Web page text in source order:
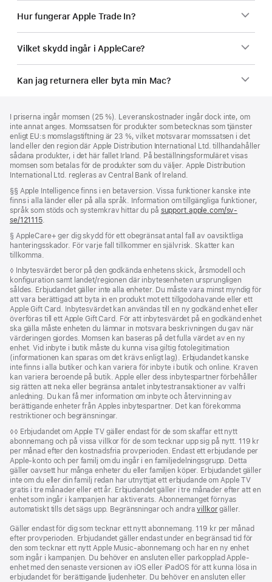
Hur fungerar Apple Trade In?
Vilket skydd ingår i AppleCare?
Kan jag returnera eller byta min Mac?
I priserna ingår momsen (25 %). Leveranskostnader ingår dock inte, om
inte annat anges. Momssatsen för produkter som betecknas som tjänster
enligt EU:s momslagstiftning är 23 %, vilket motsvarar momssatsen i det
land eller den region där Apple Distribution International Ltd. tillhandahåller
sådana produkter, i det här fallet Irland. På beställningsformuläret visas
momsen som betalas för de produkter som du väljer. Apple Distribution
International Ltd. regleras av Central Bank of Ireland.
Fotnot
§§ Apple Intelligence finns i en betaversion. Vissa funktioner kanske inte
finns i alla länder eller på alla språk. Information om tillgängliga funktioner,
språk som stöds och systemkrav hittar du på support.apple.com/sv-
se/121115(Öppnas
ett
nytt
fönster)
.
Fotnot
§ AppleCare+ ger dig skydd för ett obegränsat antal fall av oavsiktliga
hanteringsskador. För varje fall tillkommer en självrisk. Skatter kan
tillkomma.
Fotnot
◊ Inbytesvärdet beror på den godkända enhetens skick, årsmodell och
konfiguration samt landet/regionen där inbytesenheten ursprungligen
såldes. Erbjudandet gäller inte alla enheter. Du måste vara minst myndig för
att vara berättigad att byta in en produkt mot ett tillgodohavande eller ett
Apple Gift Card. Inbytesvärdet kan användas till en ny godkänd enhet eller
överföras till ett Apple Gift Card. För att inbytesvärdet på en godkänd enhet
ska gälla måste enheten du lämnar in motsvara beskrivningen du gav när
värderingen gjordes. Momsen kan baseras på det fulla värdet av en ny
enhet. Vid inbyte i butik måste du kunna visa giltig fotolegitimation
(informationen kan sparas om det krävs enligt lag). Erbjudandet kanske
inte finns i alla butiker och kan variera för inbyte i butik och online. Kraven
kan variera beroende på butik. Apple eller dess inbytespartner förbehåller
sig rätten att neka eller begränsa antalet inbytes­transaktioner av valfri
anledning. Du kan få mer information om inbyte och återvinning av
berättigande enheter från Apples inbytespartner. Det kan förekomma
restriktioner och begränsningar.
Fotnot
◊◊ Erbjudandet om Apple TV gäller endast för de som skaffar ett nytt
abonnemang och på vissa villkor för de som tecknar upp sig på nytt. 119 kr
per månad efter den kostnadsfria provperioden. Endast ett erbjudande per
Apple-konto och per familj om du ingår i en familjedelningsgrupp. Detta
gäller oavsett hur många enheter du eller familjen köper. Erbjudandet gäller
inte om du eller din familj redan har utnyttjat ett erbjudande om Apple TV
gratis i tre månader eller ett år. Erbjudandet gäller i tre månader efter att en
enhet som ingår i kampanjen har aktiverats. Abonnemanget förnyas
automatiskt tills det sägs upp. Begränsningar och andravillkorgäller.
Gäller endast för dig som tecknar ett nytt abonnemang. 119 kr per månad
efter provperioden. Erbjudandet gäller endast under en begränsad tid för
den som tecknar ett nytt Apple Music-abonnemang och har en ny enhet
som ingår i kampanjen. Du behöver en ansluten eller parkopplad Apple-
enhet med den senaste versionen av iOS eller iPadOS för att kunna lösa in
erbjudandet för berättigande ljudenheter. Du behöver en ansluten eller